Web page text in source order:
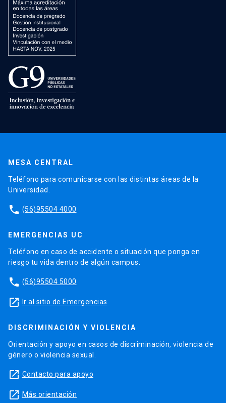
MESA CENTRAL
Teléfono para comunicarse con las distintas áreas de la
Universidad.
phone (56)95504 4000
EMERGENCIAS UC
Teléfono en caso de accidente o situación que ponga en
riesgo tu vida dentro de algún campus.
phone (56)95504 5000
launch Ir al sitio de Emergencias
DISCRIMINACIÓN Y VIOLENCIA
Orientación y apoyo en casos de discriminación, violencia de
género o violencia sexual.
launch Contacto para apoyo
launch Más orientación